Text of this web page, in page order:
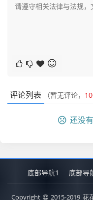
评论列表 （暂无评论，
还没
底部导航1 底部导
Copyright 2015-2019 花